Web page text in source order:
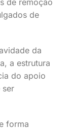
de remoção
de
da
a estrutura
do apoio
ser
forma